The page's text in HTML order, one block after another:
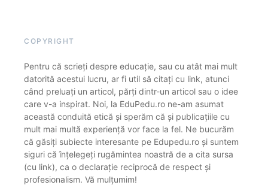
COPYRIGHT
Pentru că scrieți despre educație, sau cu atât mai mult
datorită acestui lucru, ar fi util să citați cu link, atunci
când preluați un articol, părți dintr-un articol sau o idee
care v-a inspirat. Noi, la EduPedu.ro ne-am asumat
această conduită etică și sperăm că și publicațiile cu
mult mai multă experiență vor face la fel. Ne bucurăm
că găsiți subiecte interesante pe Edupedu.ro și suntem
siguri că înțelegeți rugămintea noastră de a cita sursa
(cu link), ca o declarație reciprocă de respect și
profesionalism. Vă mulțumim!